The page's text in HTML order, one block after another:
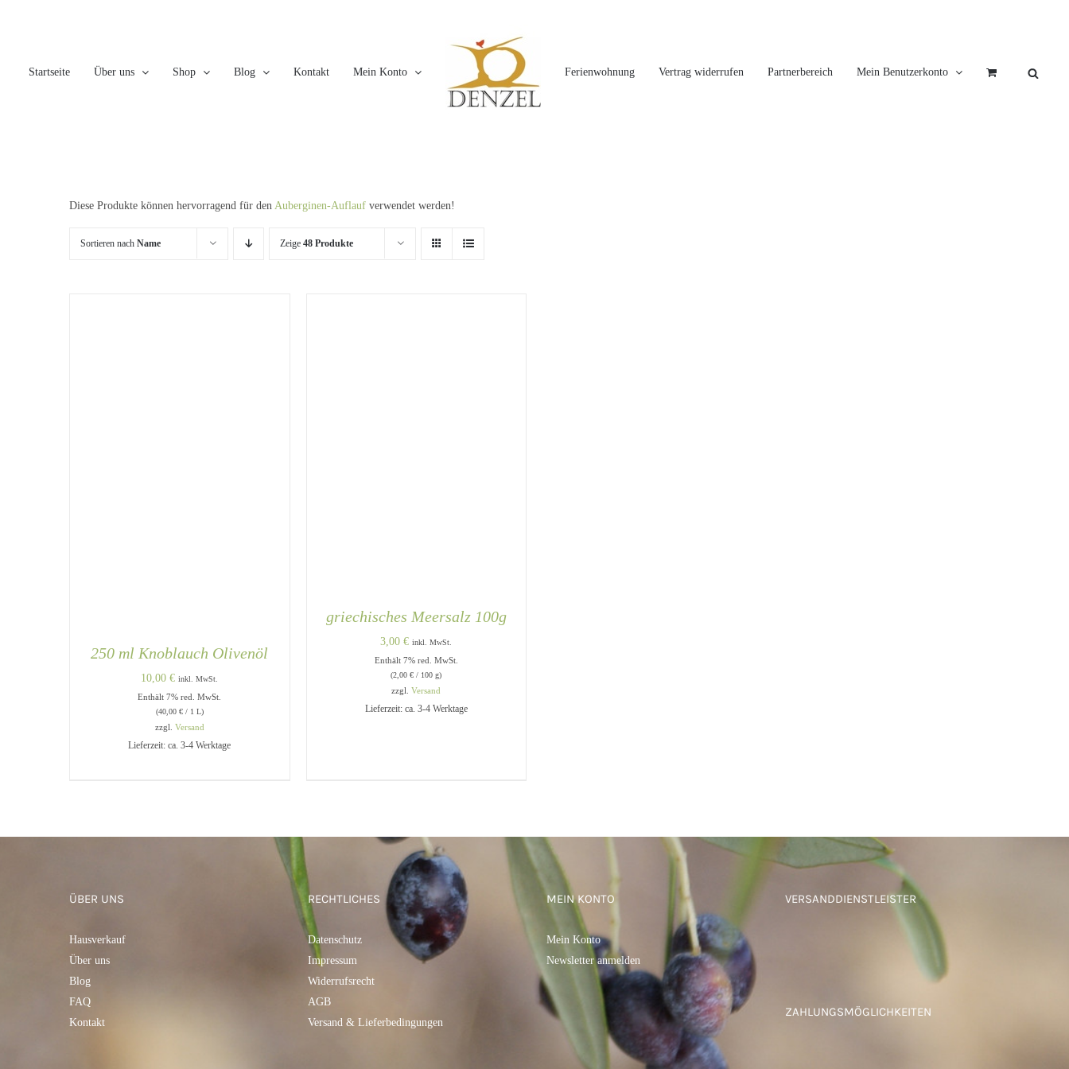
Startseite
Über uns Shop Blog Kontakt Mein Konto Ferienwohnung Vertrag widerrufen Partnerbereich Mein Benutzerkonto
Diese Produkte können hervorragend für den Auberginen-Auflauf verwendet werden!
Sortieren nach Name Zeige 48 Produkte
250 ml Knoblauch Olivenöl
10,00€ inkl. MwSt.
Enthält 7% red. MwSt.
(40,00 €/ 1 L)
zzgl. Versand
Lieferzeit: ca. 3-4 Werktage
griechisches Meersalz 100g
3,00€ inkl. MwSt.
Enthält 7% red. MwSt.
(2,00€ / 100 g)
zzgl.Versand
Lieferzeit: ca. 3-4 Werktage
ÜBER UNS
Hausverkauf
Über uns
Blog
FAQ
Kontakt
RECHTLICHES
Datenschutz
Impressum
Widerrufsrecht
AGB
Versand & Lieferbedingungen
MEIN KONTO
Mein Konto
Newsletter anmelden
VERSANDDIENSTLEISTER
ZAHLUNGSMÖGLICHKEITEN